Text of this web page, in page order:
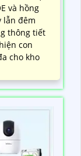
và hồng
lẫn đêm
thông tiết
con
cho kho